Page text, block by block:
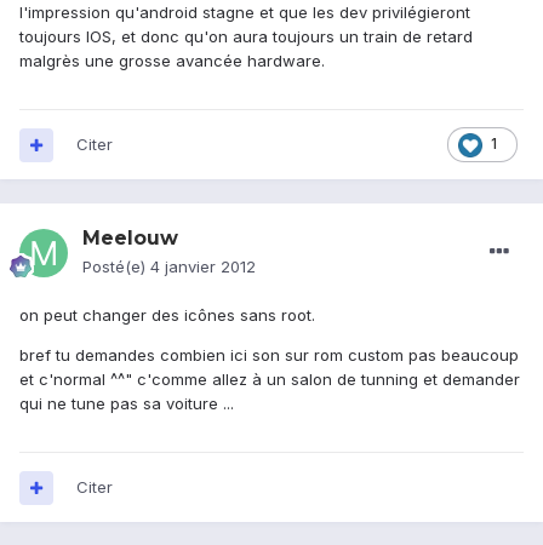
l'impression qu'android stagne et que les dev privilégieront
toujours IOS, et donc qu'on aura toujours un train de retard
malgrès une grosse avancée hardware.
1
Citer
Meelouw
Posté(e) 4 janvier 2012
on peut changer des icônes sans root.
bref tu demandes combien ici son sur rom custom pas beaucoup
et c'normal ^^" c'comme allez à un salon de tunning et demander
qui ne tune pas sa voiture ...
Citer